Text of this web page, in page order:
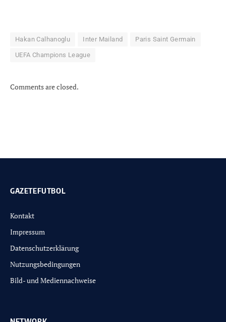
Hakan Calhanoglu Inter Mailand Paris Saint Germain
UEFA Champions League
Comments are closed.
GAZETEFUTBOL
Kontakt
Impressum
Datenschutzerklärung
Nutzungsbedingungen
Bild- und Mediennachweise